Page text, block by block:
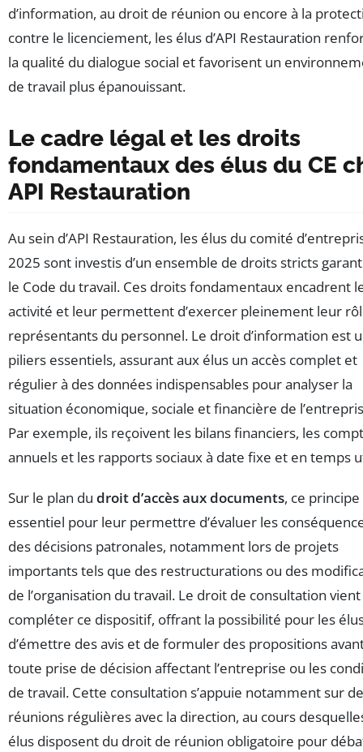
d’information, au droit de réunion ou encore à la
contre le licenciement, les élus d’API Restauration
la qualité du dialogue social et favorisent un
de travail plus épanouissant.
Le cadre légal et les droits
fondamentaux des élus du CE
API Restauration
Au sein d’API Restauration, les élus du comité
2025 sont investis d’un ensemble de droits stricts
le Code du travail. Ces droits fondamentaux encadrent
activité et leur permettent d’exercer pleinement leur
représentants du personnel. Le droit d’information est
piliers essentiels, assurant aux élus un accès complet et
régulier à des données indispensables pour analyser la
situation économique, sociale et financière de
Par exemple, ils reçoivent les bilans financiers, les
annuels et les rapports sociaux à date fixe et en temps
Sur le plan du droit d’accès aux documents, ce
essentiel pour leur permettre d’évaluer les
des décisions patronales, notamment lors de projets
importants tels que des restructurations ou des
de l’organisation du travail. Le droit de consultation vient
compléter ce dispositif, offrant la possibilité pour les
d’émettre des avis et de formuler des propositions
toute prise de décision affectant l’entreprise ou les
de travail. Cette consultation s’appuie notamment sur
réunions régulières avec la direction, au cours
élus disposent du droit de réunion obligatoire pour